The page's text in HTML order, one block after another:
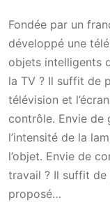
Fondée par un
développé une
objets intelligents
la TV ? Il suffit de
télévision et
contrôle. Envie de
l’intensité de la
l’objet. Envie de
travail ? Il suffit
proposé…